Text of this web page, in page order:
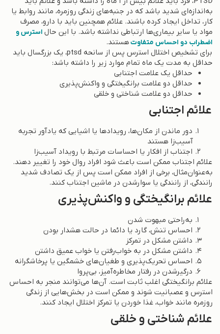
به‌اندازه‌ای شدید باشد که در جنبه‌های زندگی روزمره، مانند روابط یا
کار، تداخل ایجاد کرده باشند. علائم همچنین باید با دارو، مصرف
مواد یا سایر بیماری‌ها ارتباطی نداشته باشد. با این حال استرس و
اضطراب دو احساس متفاوتهستند.
برای تشخیص اختلال استرس پس از سانحه ptsd، یک بزرگسال باید
حداقل به مدت یک ماه تمام موارد زیر را داشته باشد:
حداقل یک علامت اجتنابی
حداقل دو علامت برانگیختگی و واکنش‌پذیری
حداقل دو علامت شناختی و خلقی
علائم اجتنابی
دور ماندن از مکان‌ها، رویدادها یا اشیایی که یادآور تجربه
آسیب‌زا هستند
اجتناب از افکار یا احساسات مرتبط با رویداد آسیب‌زا
علائم اجتناب ممکن است باعث شود افراد روال خود را تغییر دهند.
به‌عنوان‌مثال، برخی از افراد ممکن است پس از یک تصادف شدید
رانندگی، از رانندگی یا سوارشدن در ماشین اجتناب کنند.
علائم برانگیختگی و واکنش‌پذیری
به‌راحتی مبهوت شدن
احساس تنش، گارد یا دائما در حالت هشدار بودن
داشتن مشکل در تمرکز
داشتن مشکل در به خواب‌رفتن یا خواب عمیق داشتن
احساس تحریک‌پذیری و طغیان‌های خشمگین یا پرخاشگرانه
درگیرشدن در رفتار مخاطره‌آمیز، بی‌پروا
علائم برانگیختگی اغلب ثابت است. آن‌ها می‌توانند منجر به احساس
استرس و عصبانیت شوند و ممکن است در بخش‌هایی از زندگی
روزمره مانند خواب، غذا خوردن یا تمرکز اختلال ایجاد کنند.
علائم شناختی و خلقی